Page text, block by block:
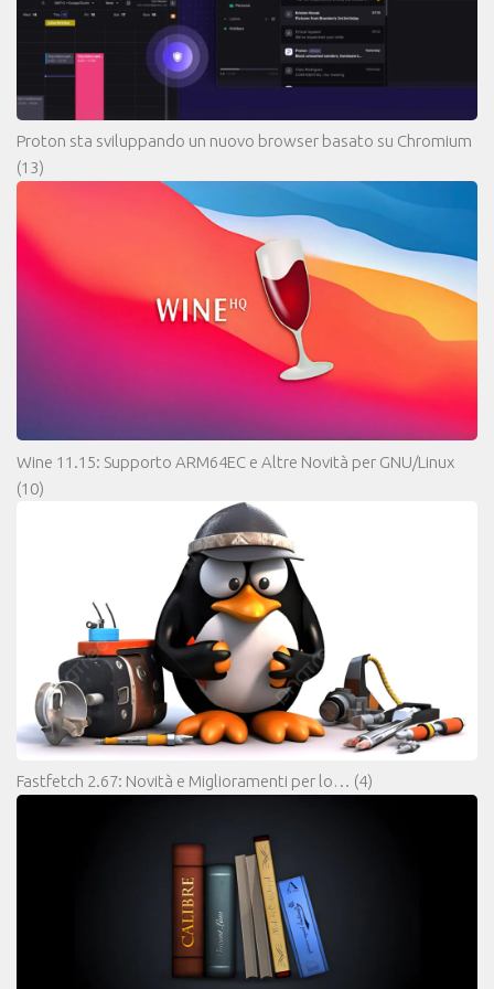
Proton sta sviluppando un nuovo browser basato su Chromium
(13)
Wine 11.15: Supporto ARM64EC e Altre Novità per GNU/Linux
(10)
Fastfetch 2.67: Novità e Miglioramenti per lo… (4)